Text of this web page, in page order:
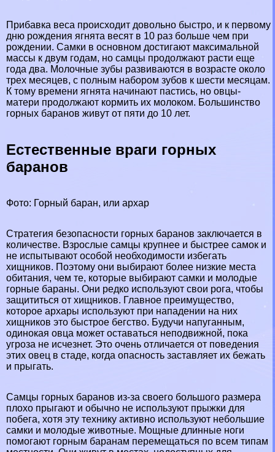
Прибавка веса происходит довольно быстро, и к первому
дню рождения ягнята весят в 10 раз больше чем при
рождении. Самки в основном достигают максимальной
массы к двум годам, но самцы продолжают расти еще
года два. Молочные зубы развиваются в возрасте около
трех месяцев, с полным набором зубов к шести месяцам.
К тому времени ягнята начинают пастись, но овцы-
матери продолжают кормить их молоком. Большинство
горных бapaнов живут от пяти до 10 лет.
Естественные враги горных
бapaнов
Фото: Горный бapaн, или архар
Стратегия безопасности горных бapaнов заключается в
количестве. Взрослые самцы крупнее и быстрее самок и
не испытывают особой необходимости избегать
хищников. Поэтому они выбирают более низкие места
обитания, чем те, которые выбирают самки и молодые
горные бapaны. Они редко используют свои рога, чтобы
защититься от хищников. Главное преимущество,
которое архары используют при нападении на них
хищников это быстрое бегство. Будучи напуганным,
одинокая овца может оставаться неподвижной, пока
угроза не исчезнет. Это очень отличается от поведения
этих овец в стаде, когда опасность заставляет их бежать
и прыгать.
Самцы горных бapaнов из-за своего большого размера
плохо прыгают и обычно не используют прыжки для
побега, хотя эту технику активно используют небольшие
самки и молодые животные. Мощные длинные ноги
помогают горным бapaнам перемещаться по всем типам